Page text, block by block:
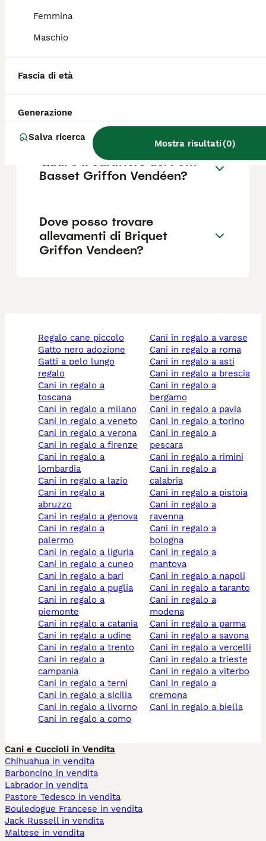
Femmina
Maschio
Fascia di età
Generazione
Salva ricerca
Mostra risultati(0)
piatto, tipica delle razze brachicefale.
Griffon Vendeen?
Qual è il carattere del Petit
Basset Griffon Vendéen?
Dove posso trovare
allevamenti di Briquet
Griffon Vendeen?
regalo cane piccolo
gatto nero adozione
gatti a pelo lungo
regalo
cani in regalo a
toscana
cani in regalo a milano
cani in regalo a veneto
cani in regalo a verona
cani in regalo a firenze
cani in regalo a
lombardia
cani in regalo a lazio
cani in regalo a
abruzzo
cani in regalo a genova
cani in regalo a
palermo
cani in regalo a liguria
cani in regalo a cuneo
cani in regalo a bari
cani in regalo a puglia
cani in regalo a
piemonte
cani in regalo a catania
cani in regalo a udine
cani in regalo a trento
cani in regalo a
campania
cani in regalo a terni
cani in regalo a sicilia
cani in regalo a livorno
cani in regalo a como
cani in regalo a varese
cani in regalo a roma
cani in regalo a asti
cani in regalo a brescia
cani in regalo a
bergamo
cani in regalo a pavia
cani in regalo a torino
cani in regalo a
pescara
cani in regalo a rimini
cani in regalo a
calabria
cani in regalo a pistoia
cani in regalo a
ravenna
cani in regalo a
bologna
cani in regalo a
mantova
cani in regalo a napoli
cani in regalo a taranto
cani in regalo a
modena
cani in regalo a parma
cani in regalo a savona
cani in regalo a vercelli
cani in regalo a trieste
cani in regalo a viterbo
cani in regalo a
cremona
cani in regalo a biella
Cani e Cuccioli in Vendita
Chihuahua in vendita
Barboncino in vendita
Labrador in vendita
Pastore Tedesco in vendita
Bouledogue Francese in vendita
Jack Russell in vendita
Maltese in vendita